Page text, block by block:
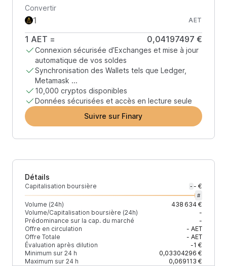
Convertir
AET
1 AET = 0,04197497 €
Connexion sécurisée d’Exchanges et mise à jour
automatique de vos soldes
Synchronisation des Wallets tels que Ledger,
Metamask ...
10,000 cryptos disponibles
Données sécurisées et accès en lecture seule
Suivre sur Finary
Détails
Capitalisation boursière - - €
#
Volume (24h)
438 634 €
Volume/Capitalisation boursière (24h)
-
Prédominance sur la cap. du marché
-
Offre en circulation
- AET
Offre Totale
- AET
Évaluation après dilution
-1 €
Minimum sur 24 h
0,03304296 €
Maximum sur 24 h
0,069113 €